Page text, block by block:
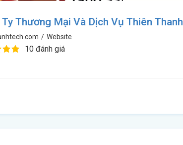
Ty Thương Mại Và Dịch Vụ Thiên Thanh
/ Website
10 đánh giá